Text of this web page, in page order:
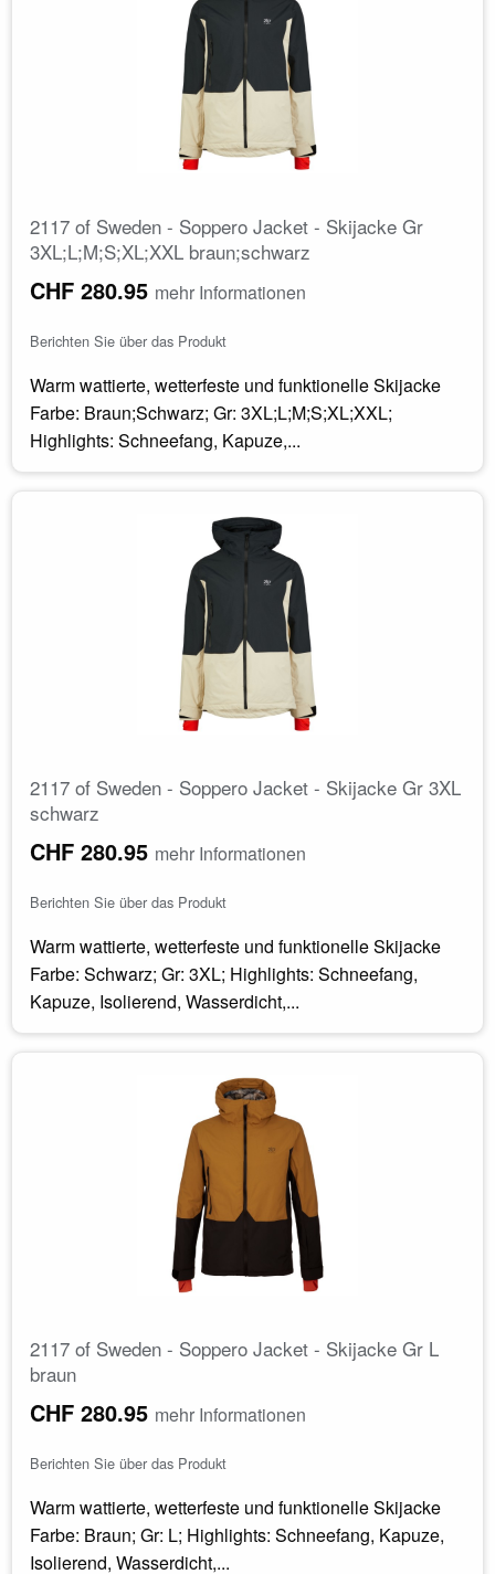
2117 of Sweden - Soppero Jacket - Skijacke Gr
3XL;L;M;S;XL;XXL braun;schwarz
CHF 280.95 mehr Informationen
Berichten Sie über das Produkt
Warm wattierte, wetterfeste und funktionelle Skijacke
Farbe: Braun;Schwarz; Gr: 3XL;L;M;S;XL;XXL;
Highlights: Schneefang, Kapuze,...
2117 of Sweden - Soppero Jacket - Skijacke Gr 3XL
schwarz
CHF 280.95 mehr Informationen
Berichten Sie über das Produkt
Warm wattierte, wetterfeste und funktionelle Skijacke
Farbe: Schwarz; Gr: 3XL; Highlights: Schneefang,
Kapuze, Isolierend, Wasserdicht,...
2117 of Sweden - Soppero Jacket - Skijacke Gr L
braun
CHF 280.95 mehr Informationen
Berichten Sie über das Produkt
Warm wattierte, wetterfeste und funktionelle Skijacke
Farbe: Braun; Gr: L; Highlights: Schneefang, Kapuze,
Isolierend, Wasserdicht,...